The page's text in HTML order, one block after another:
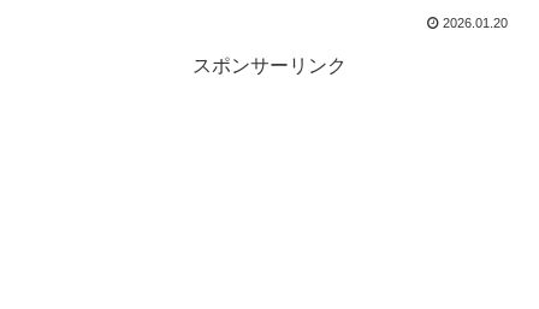
2026.01.20
スポンサーリンク